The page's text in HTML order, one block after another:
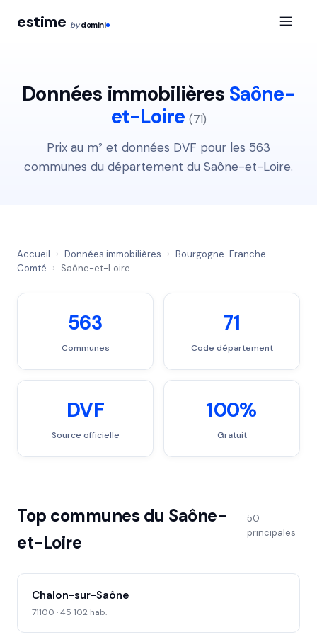
estime bydomini
Données immobilières Saône-
et-Loire (71)
Prix au m² et données DVF pour les 563
communes du département du Saône-et-Loire.
Accueil › Données immobilières › Bourgogne-Franche-
Comté › Saône-et-Loire
563
Communes
71
Code département
DVF
Source officielle
100%
Gratuit
Top communes du Saône-
et-Loire
50
principales
Chalon-sur-Saône
71100 · 45 102 hab.